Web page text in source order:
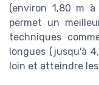
(environ 1,80 m
permet un
techniques
longues (jusqu'à
loin et atteindre les